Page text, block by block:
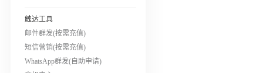
触达工具
邮件群发(按需充值)
短信营销(按需充值)
WhatsApp群发(自助申请)